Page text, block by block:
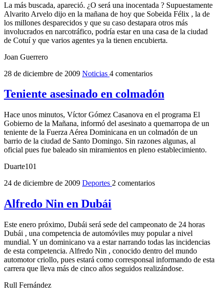
La más buscada, apareció. ¿O será una inocentada ? Supuestamente
Alvarito Arvelo dijo en la mañana de hoy que Sobeida Félix , la de
los millones desparecidos y que su caso destapara otros más
involucrados en narcotráfico, podría estar en una casa de la ciudad
de Cotuí y que varios agentes ya la tienen encubierta.
Joan Guerrero
28 de diciembre de 2009 Noticias 4 comentarios
Teniente asesinado en colmadón
Hace unos minutos, Víctor Gómez Casanova en el programa El
Gobierno de la Mañana, informó del asesinato a quemarropa de un
teniente de la Fuerza Aérea Dominicana en un colmadón de un
barrio de la ciudad de Santo Domingo. Sin razones algunas, al
oficial pues fue baleado sin miramientos en pleno establecimiento.
Duarte101
24 de diciembre de 2009 Deportes 2 comentarios
Alfredo Nin en Dubái
Este enero próximo, Dubái será sede del campeonato de 24 horas
Dubái , una competencia de automóviles muy popular a nivel
mundial. Y un dominicano va a estar narrando todas las incidencias
de esta competencia. Alfredo Nin , conocido dentro del mundo
automotor criollo, pues estará como corresponsal informando de esta
carrera que lleva más de cinco años seguidos realizándose.
Rull Fernández